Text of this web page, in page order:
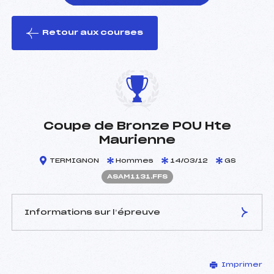
le ski
Retour aux courses
Coupe de Bronze POU Hte
Maurienne
TERMIGNON Hommes 14/03/12 GS
ASAM1131.FFS
Informations sur l’épreuve
DESCHILDRE ALAIN (SA)
Imprimer